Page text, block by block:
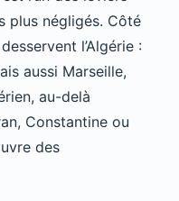
plus négligés. Côté
l’Algérie :
aussi Marseille,
au-delà
Constantine ou
des